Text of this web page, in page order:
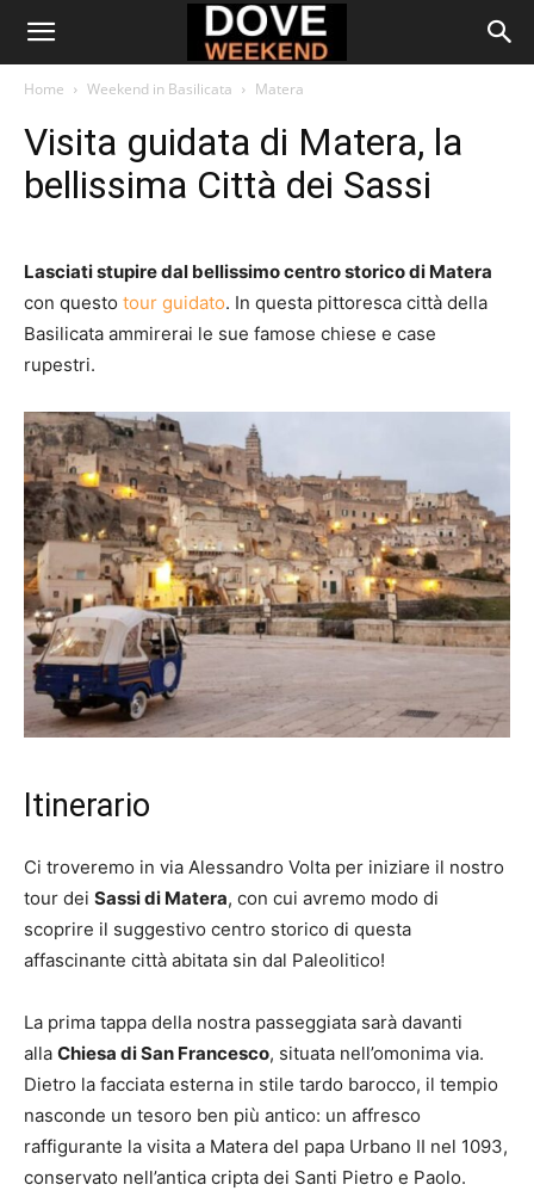
Home Weekend in Basilicata Matera
Visita guidata di Matera, la
bellissima Città dei Sassi
Lasciati stupire dal bellissimo centro storico di Matera
con questo tour guidato. In questa pittoresca città della
Basilicata ammirerai le sue famose chiese e case
rupestri.
Itinerario
Ci troveremo in via Alessandro Volta per iniziare il nostro
tour dei Sassi di Matera, con cui avremo modo di
scoprire il suggestivo centro storico di questa
affascinante città abitata sin dal Paleolitico!
La prima tappa della nostra passeggiata sarà davanti
alla Chiesa di San Francesco, situata nell’omonima via.
Dietro la facciata esterna in stile tardo barocco, il tempio
nasconde un tesoro ben più antico: un affresco
raffigurante la visita a Matera del papa Urbano II nel 1093,
conservato nell’antica cripta dei Santi Pietro e Paolo.